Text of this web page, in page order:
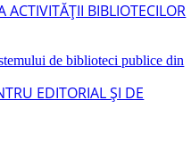
ACTIVITĂŢII BIBLIOTECILOR
de biblioteci publice din
EDITORIAL ŞI DE